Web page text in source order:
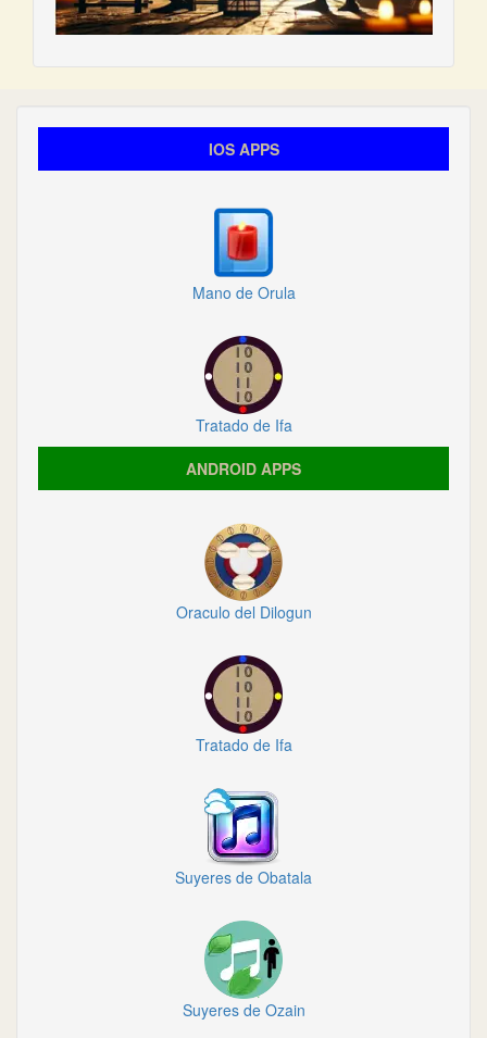
IOS APPS
Mano de Orula
Tratado de Ifa
ANDROID APPS
Oraculo del Dilogun
Tratado de Ifa
Suyeres de Obatala
Suyeres de Ozain